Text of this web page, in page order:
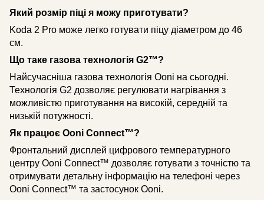
Який розмір піці я можу приготувати?
Koda 2 Pro може легко готувати піцу діаметром до 46
см.
Що таке газова технологія G2™?
Найсучасніша газова технологія Ooni на сьогодні.
Технологія G2 дозволяє регулювати нагрівання з
можливістю приготування на високій, середній та
низькій потужності.
Як працює Ooni Connect™?
Фронтальний дисплей цифрового температурного
центру Ooni Connect™ дозволяє готувати з точністю та
отримувати детальну інформацію на телефоні через
Ooni Connect™ та застосунок Ooni.